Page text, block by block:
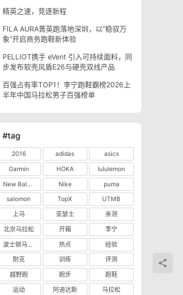
精英之速，竞逐新程
FILA AURA菁英跑落地深圳，以“稳驭万
象”开启商务跑鞋新体验
PELLIOT携手 eVent 引入可持续面料，同
步发布软壳风盾E26与硬壳双线产品
百强占有率TOP1！李宁跑鞋霸榜2026上
半年中国马拉松男子百强榜单
#tag
2016 adidas
asics
Garmin
HOKA
lululemon
New Balance
Nike
puma
salomon
TopX
UTMB
上马
亚瑟士
亲测
北京马拉松
开箱
李宁
波士顿马拉松
热点
经验
耐克
训练
评测
越野跑
跑步
跑鞋
运动
阿迪达斯 马拉松